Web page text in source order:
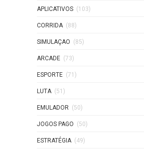
APLICATIVOS (103)
CORRIDA (88)
SIMULAÇAO (85)
ARCADE (73)
ESPORTE (71)
LUTA (51)
EMULADOR (50)
JOGOS PAGO (50)
ESTRATÉGIA (49)